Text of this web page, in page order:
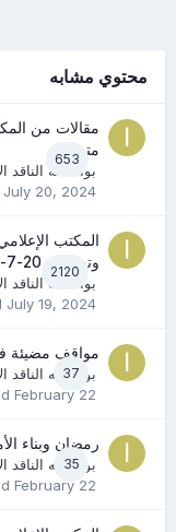
محتوي مشابه
653
مقالات من
متجدد
بواسطه الناقد
July 20, 2024
2120
المكتب
وتعليق - 20-7-2024 - متجدد
بواسطه الناقد
July 19, 2024
37
مواقف مضيئة
بواسطه الناقد
February 22
35
رمضان وبناء
بواسطه الناقد
February 22